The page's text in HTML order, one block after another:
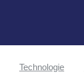
Technologie